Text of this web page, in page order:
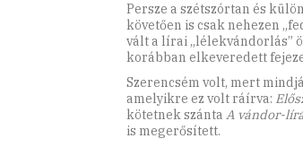
Persze a szétszórtan és
követően is csak nehezen
vált a lírai „lélekvándorlás”
korábban elkeveredett
Szerencsém volt, mert
amelyikre ez volt ráírva:
kötetnek szánta A vándor-
is megerősített.